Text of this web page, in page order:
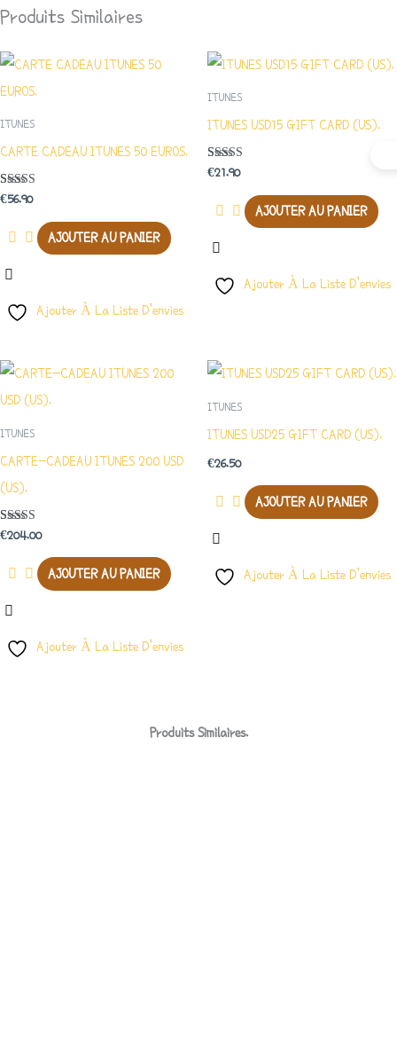
Produits Similaires
ITUNES
CARTE CADEAU ITUNES 50 EUROS.
Note
€56.90
AJOUTER AU PANIER
Ajouter À La Liste D’envies
ITUNES
ITUNES USD15 GIFT CARD (US).
Note
€21.90
AJOUTER AU PANIER
Ajouter À La Liste D’envies
ITUNES
CARTE-CADEAU ITUNES 200 USD
(US).
Note
€204.00
AJOUTER AU PANIER
Ajouter À La Liste D’envies
ITUNES
ITUNES USD25 GIFT CARD (US).
€26.50
AJOUTER AU PANIER
Ajouter À La Liste D’envies
Produits Similaires.